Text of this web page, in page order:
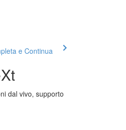
e Continua
dal vivo, supporto